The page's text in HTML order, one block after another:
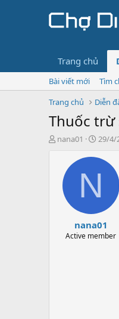
Trang chủ
Bài viết mới
Tìm
Trang chủ
Diễn
Thuốc trừ
T
nana01
N
à
ử
29/4/
N
nana01
Active member